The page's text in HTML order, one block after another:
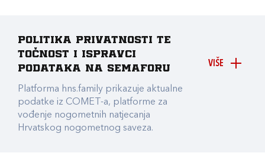
VIŠE
Politika privatnosti te
točnost i ispravci
podataka na Semaforu
Platforma hns.family prikazuje aktualne
podatke iz COMET-a, platforme za
vođenje nogometnih natjecanja
Hrvatskog nogometnog saveza.